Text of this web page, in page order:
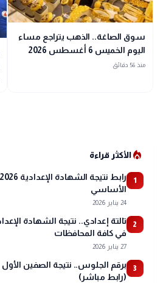
سوق الصاغة.. الذهب يتراجع مساء
اليوم الخميس 6 أغسطس 2026
منذ 56 دقائق
local_fire_departmentالأكثر قراءة
1
الأساسي
24 يناير 2026
2
في كافة المحافظات
27 يناير 2026
3
(رابط مباشر)